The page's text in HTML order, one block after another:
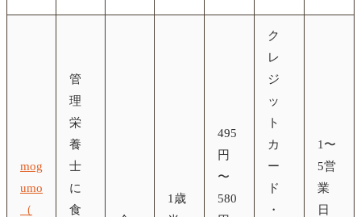
mog
umo
（
管
理
栄
養
士
に
食
1歳
495
円
〜
580
ク
レ
ジ
ッ
ト
カ
ー
ド
・
1〜
5営
業
日